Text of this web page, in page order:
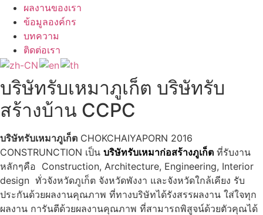
ผลงานของเรา
ข้อมูลองค์กร
บทความ
ติดต่อเรา
บริษัทรับเหมาภูเก็ต บริษัทรับ
สร้างบ้าน CCPC
บริษัทรับเหมาภูเก็ต CHOKCHAIYAPORN 2016
CONSTRUNCTION เป็น บริษัทรับเหมาก่อสร้างภูเก็ต ที่รับงาน
หลักๆคือ Construction, Architecture, Engineering, Interior
design ทั่วจังหวัดภูเก็ต จังหวัดพังงา และจังหวัดใกล้เคียง รับ
ประกันด้วยผลงานคุณภาพ ที่ทางบริษัทได้รังสรรผลงาน ใส่ใจทุก
ผลงาน การันตีด้วยผลงานคุณภาพ ที่สามารถพิสูจน์ด้วยตัวคุณได้